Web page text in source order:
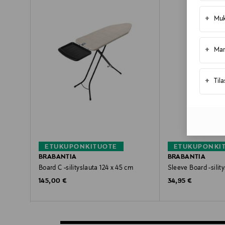
+
+
+
ETUKUPONKITUOTE
BRABANTIA
Board C -silityslauta 124 x 45 cm
Original Price
145,00 €
BRABANTIA
Sleeve Board -
Original Price
34,95 €